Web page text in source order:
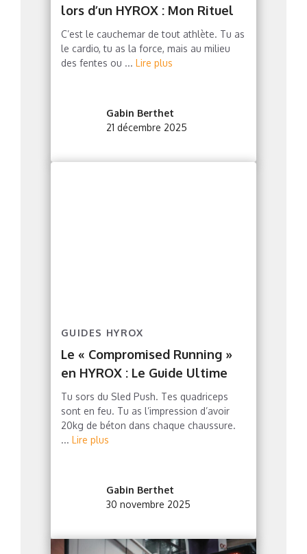
lors d’un HYROX : Mon Rituel
C’est le cauchemar de tout athlète. Tu as
le cardio, tu as la force, mais au milieu
des fentes ou ... Lire plus
Gabin Berthet
21 décembre 2025
GUIDES HYROX
Le « Compromised Running »
en HYROX : Le Guide Ultime
Tu sors du Sled Push. Tes quadriceps
sont en feu. Tu as l’impression d’avoir
20kg de béton dans chaque chaussure.
... Lire plus
Gabin Berthet
30 novembre 2025